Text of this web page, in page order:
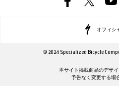
オフィシ
© 2024 Specialized Bicycle
本サイト掲載商品のデザ
予告なく変更する場